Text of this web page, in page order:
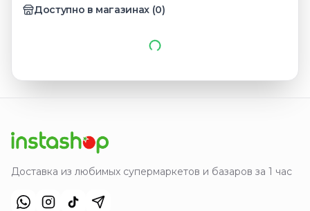
Доступно в магазинах (0)
Доставка из любимых супермаркетов и базаров за 1 час